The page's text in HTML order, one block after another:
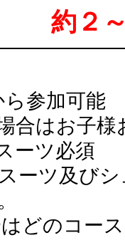
約２
参加可能
合はお子様
ーツ必須
ーツ及び
どのコー